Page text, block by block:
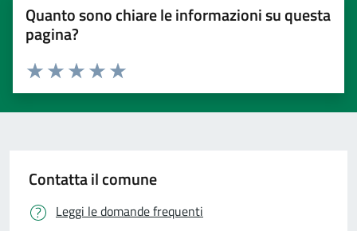
Quanto sono chiare le informazioni su questa
pagina?
Valuta 5 stelle su 5
Valuta 4 stelle su 5
Valuta 3 stelle su 5
Valuta 2 stelle su 5
Valuta 1 stelle su 5
Contatta il comune
Leggi le domande frequenti